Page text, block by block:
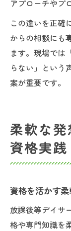
アプローチやプ
この違いを正確
からの相談にも
ます。現場では
らない」という
案が重要です。
柔軟な
資格実践
資格を活かす
放課後等デイサ
格や専門知識を